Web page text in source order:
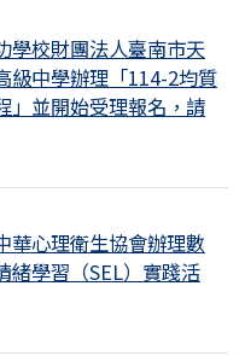
學校財團法人臺南市天
級中學辦理「114-2均質
」並開始受理報名，請
華心理衛生協會辦理數
緒學習（SEL）實踐活